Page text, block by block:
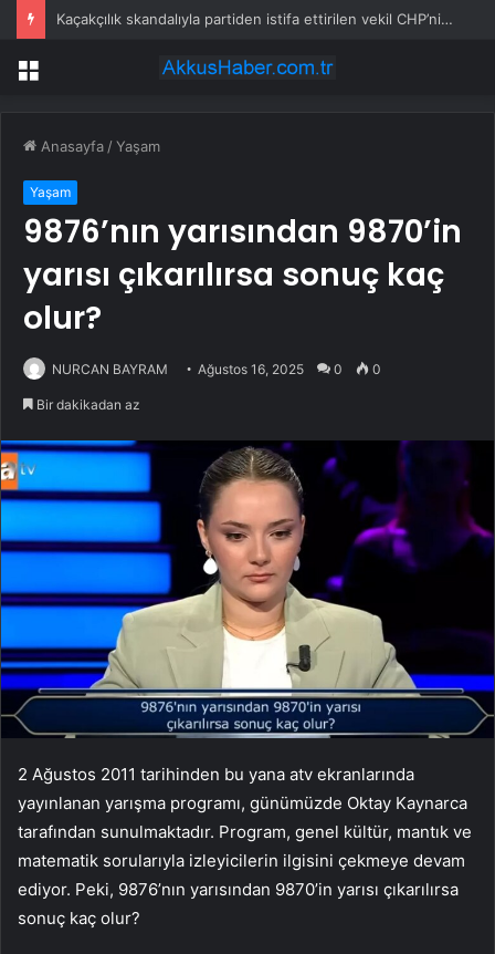
Kaçakçılık skandalıyla partiden istifa ettirilen vekil CHP’nin ilk transferi oldu
Menü
Anasayfa /Yaşam
Yaşam
9876’nın yarısından 9870’in
yarısı çıkarılırsa sonuç kaç
olur?
NURCAN BAYRAM Ağustos 16, 2025 0 0
Bir dakikadan az
2 Ağustos 2011 tarihinden bu yana atv ekranlarında
yayınlanan yarışma programı, günümüzde Oktay Kaynarca
tarafından sunulmaktadır. Program, genel kültür, mantık ve
matematik sorularıyla izleyicilerin ilgisini çekmeye devam
ediyor. Peki, 9876’nın yarısından 9870’in yarısı çıkarılırsa
sonuç kaç olur?